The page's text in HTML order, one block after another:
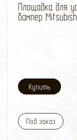
Площадка для
бампер
Под заказ